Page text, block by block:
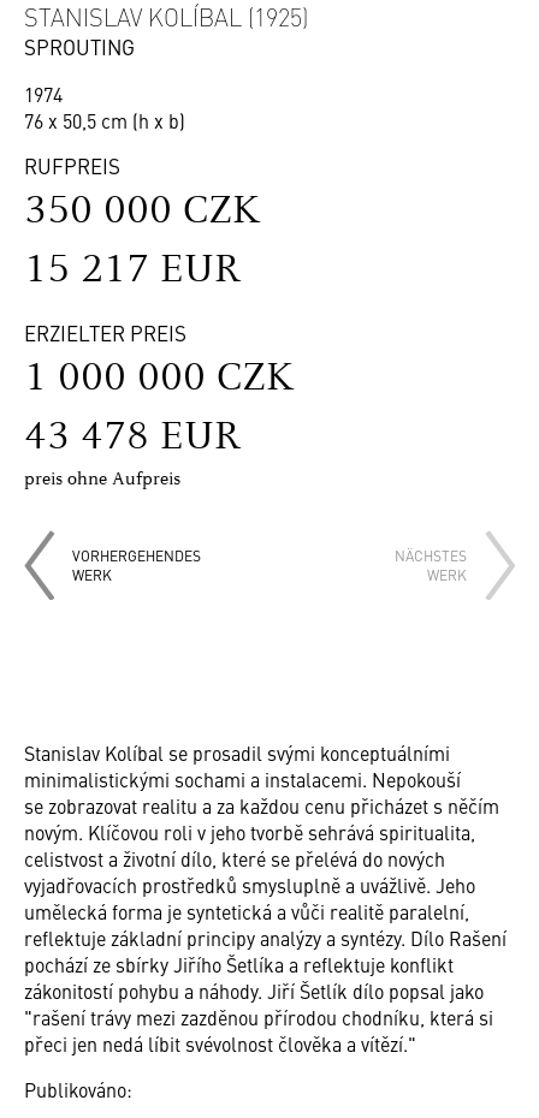
STANISLAV KOLÍBAL (1925)
SPROUTING
1974
76 x 50,5 cm (h x b)
RUFPREIS
350 000 CZK
15 217 EUR
ERZIELTER PREIS
1 000 000 CZK
43 478 EUR
preis ohne Aufpreis
VORHERGEHENDES
WERK
NÄCHSTES
WERK
Stanislav Kolíbal se prosadil svými konceptuálními
minimalistickými sochami a instalacemi. Nepokouší
se zobrazovat realitu a za každou cenu přicházet s něčím
novým. Klíčovou roli v jeho tvorbě sehrává spiritualita,
celistvost a životní dílo, které se přelévá do nových
vyjadřovacích prostředků smysluplně a uvážlivě. Jeho
umělecká forma je syntetická a vůči realitě paralelní,
reflektuje základní principy analýzy a syntézy. Dílo Rašení
pochází ze sbírky Jiřího Šetlíka a reflektuje konflikt
zákonitostí pohybu a náhody. Jiří Šetlík dílo popsal jako
"rašení trávy mezi zazděnou přírodou chodníku, která si
přeci jen nedá líbit svévolnost člověka a vítězí."
Publikováno: